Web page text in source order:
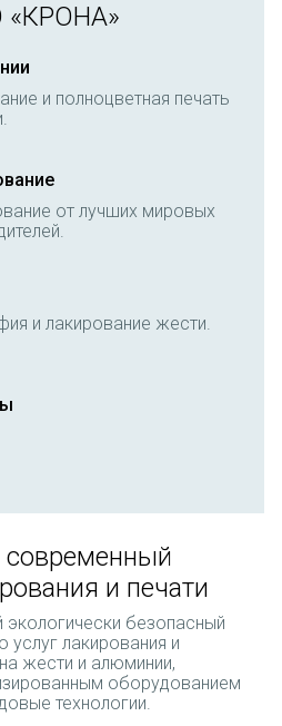
и полноцветная печать
от лучших мировых
и лакирование жести.
и печати
безопасный
лакирования и
жести и алюминии,
оборудованием
технологии.